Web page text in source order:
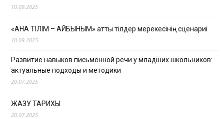
10.09.2025
«АНА ТІЛІМ – АЙБЫНЫМ» атты тілдер мерекесінің сценариі
10.09.2025
Развитие навыков письменной речи у младших школьников:
актуальные подходы и методики
20.07.2025
ЖАЗУ ТАРИХЫ
20.07.2025